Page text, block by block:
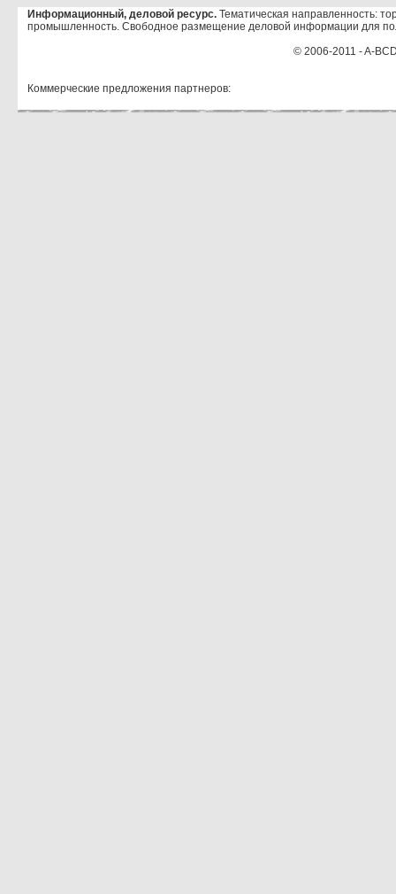
Информационный, деловой ресурс. Тематическая направленность:
промышленность. Свободное размещение деловой информации для
© 2006-2011 - A-
Коммерческие предложения партнеров: